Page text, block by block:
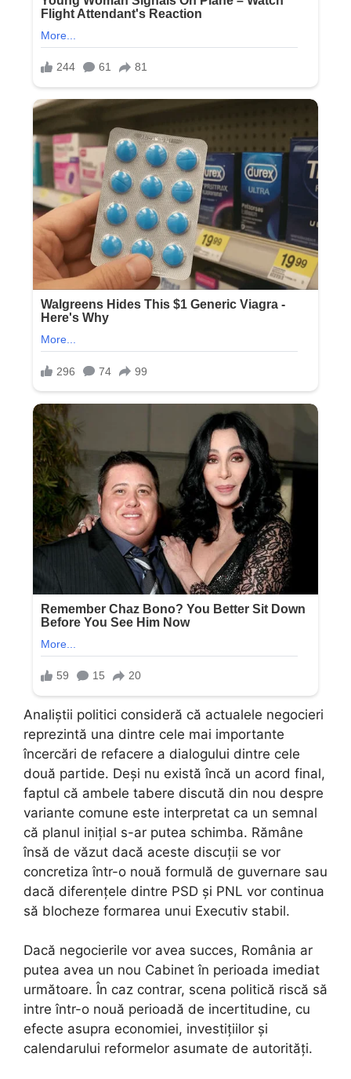
Analiștii politici consideră că actualele negocieri
reprezintă una dintre cele mai importante
încercări de refacere a dialogului dintre cele
două partide. Deși nu există încă un acord final,
faptul că ambele tabere discută din nou despre
variante comune este interpretat ca un semnal
că planul inițial s-ar putea schimba. Rămâne
însă de văzut dacă aceste discuții se vor
concretiza într-o nouă formulă de guvernare sau
dacă diferențele dintre PSD și PNL vor continua
să blocheze formarea unui Executiv stabil.
Dacă negocierile vor avea succes, România ar
putea avea un nou Cabinet în perioada imediat
următoare. În caz contrar, scena politică riscă să
intre într-o nouă perioadă de incertitudine, cu
efecte asupra economiei, investițiilor și
calendarului reformelor asumate de autorități.